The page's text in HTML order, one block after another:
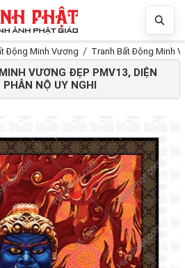
Động Minh Vương Tranh Bất Động Minh
VƯƠNG ĐẸP PMV13, DIỆN
PHẪN NỘ UY NGHI